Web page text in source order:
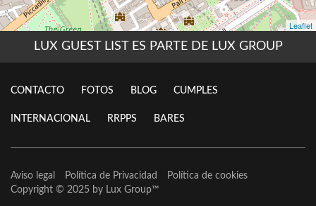
LUX GUEST LIST ES PARTE DE LUX GROUP
CONTACTO FOTOS BLOG CUMPLES
INTERNACIONAL RRPPS BARES
Aviso legal Política de Privacidad
Política de cookies
Copyright © 2025 by Lux Group™